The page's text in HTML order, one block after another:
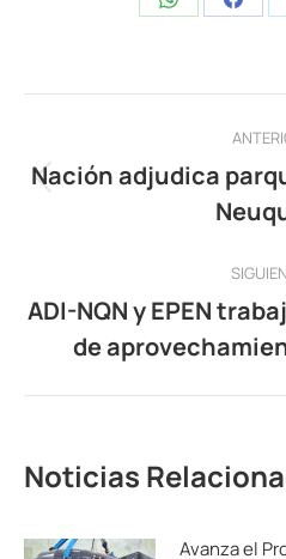
Share
WhatsApp
Share
Navegación
entre
Nación adjudica
ADI-NQN y EPEN
de
Noticias
Avanza el